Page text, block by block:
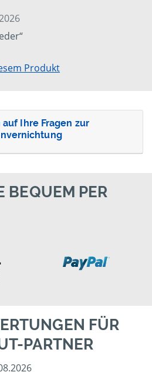
Produkt
Ihre Fragen zur
BEQUEM PER
FÜR
PARTNER